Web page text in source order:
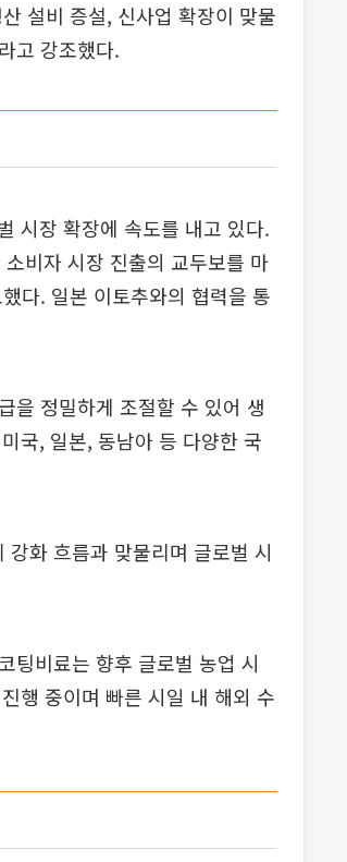
설비 증설, 신사업 확장이 맞물
고 강조했다.
시장 확장에 속도를 내고 있다.
비자 시장 진출의 교두보를 마
다. 일본 이토추와의 협력을 통
을 정밀하게 조절할 수 있어 생
국, 일본, 동남아 등 다양한 국
화 흐름과 맞물리며 글로벌 시
팅비료는 향후 글로벌 농업 시
행 중이며 빠른 시일 내 해외 수